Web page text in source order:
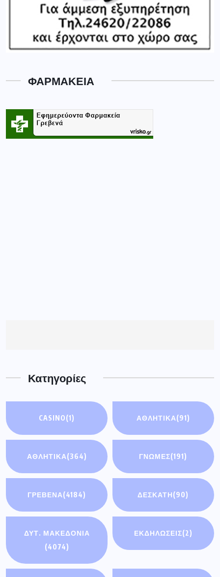
ΦΑΡΜΑΚΕΙΑ
Κατηγορίες
CASINO(1) ΑΘΛΗΤΙΚΆ(91)
ΑΘΛΗΤΙΚΑ(364) ΓΝΩΜΕΣ(191)
ΓΡΕΒΕΝΑ(4184) ΔΕΣΚΑΤΗ(90)
ΔΥΤ. ΜΑΚΕΔΟΝΙΑ
(4074)
ΕΚΔΗΛΩΣΕΙΣ(2)